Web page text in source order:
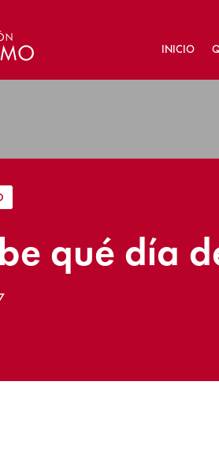
INICIO
qué día